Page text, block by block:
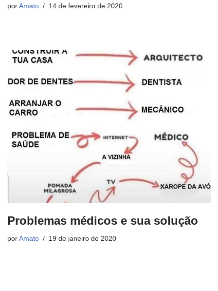
por Amato 14 de fevereiro de 2020
Problemas médicos e sua solução
por Amato 19 de janeiro de 2020